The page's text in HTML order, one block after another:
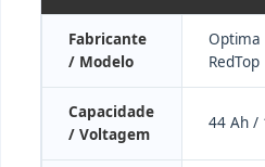
Fabricante
/ Modelo
Optima
RedTop
Capacidade
/ Voltagem
44 Ah /